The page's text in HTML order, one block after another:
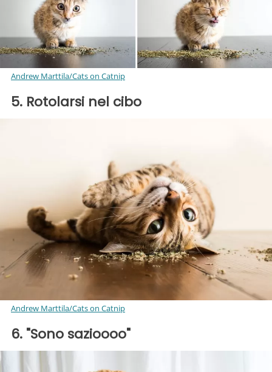
Andrew Marttila/Cats on Catnip
5. Rotolarsi nel cibo
Andrew Marttila/Cats on Catnip
6. "Sono sazioooo"